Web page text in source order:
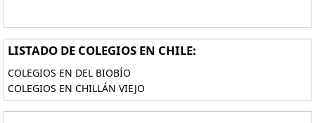
LISTADO DE COLEGIOS EN CHILE:
COLEGIOS EN DEL BIOBÍO
COLEGIOS EN CHILLÁN VIEJO